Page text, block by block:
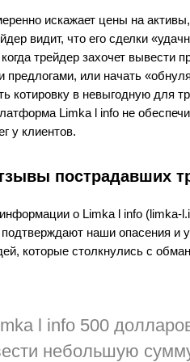
искажает цены на
видит, что его сделки
трейдер захочет вывести
или начать
котировку в невыгодную для
Limka l info не
у клиентов.
пострадавших
о Limka l info (limka-
наши опасения и
которые столкнулись с
l info 500
небольшую